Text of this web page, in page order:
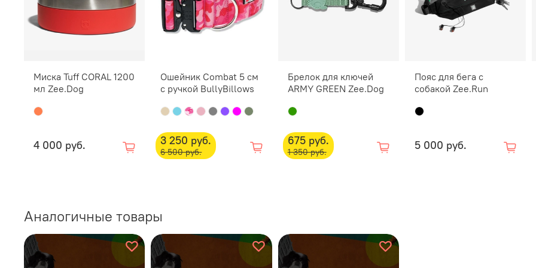
С
Миска Tuff CORAL 1200
мл Zee.Dog
4 000 руб.
Ошейник Combat 5 см
с ручкой BullyBillows
3 250 руб.
6 500 руб.
Брелок для ключей
ARMY GREEN Zee.Dog
675 руб.
1 350 руб.
Пояс для бега с
собакой Zee.Run
5 000 руб.
Аналогичные товары